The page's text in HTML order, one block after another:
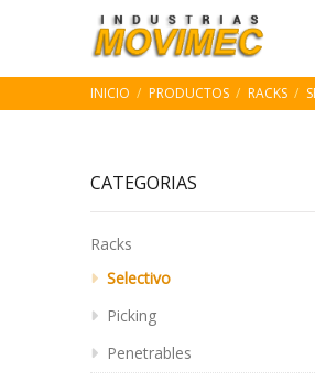
INICIO PRODUCTOS RACKS
CATEGORIAS
Racks
Selectivo
Picking
Penetrables